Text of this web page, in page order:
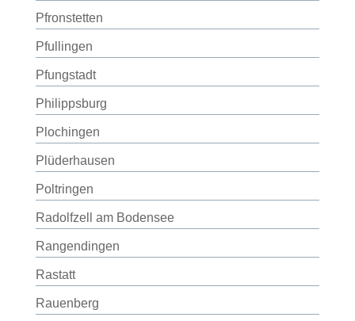
Pfronstetten
Pfullingen
Pfungstadt
Philippsburg
Plochingen
Plüderhausen
Poltringen
Radolfzell am Bodensee
Rangendingen
Rastatt
Rauenberg